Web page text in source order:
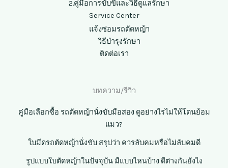
2.คู่มือการขับขี่และวิธีดูแลรักษา
Service Center
แจ้งซ่อมรถตัดหญ้า
วิธีบำรุงรักษา
ติดต่อเรา
บทความ/รีวิว
คู่มือเลือกซื้อ รถตัดหญ้านั่งขับมือสอง ดูอย่างไรไม่ให้โดนย้อม
แมว?
ใบมีดรถตัดหญ้านั่งขับ สรุปว่า ควรลับคมหรือไม่ลับคมดี
รูปแบบใบตัดหญ้าในปัจจุบัน มีแบบไหนบ้าง ดีต่างกันยังไง